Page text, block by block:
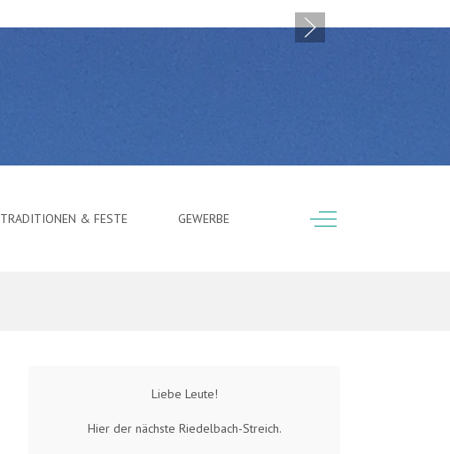
TRADITIONEN & FESTE GEWERBE Off-Canvas Toggle
Liebe Leute!
Hier der nächste Riedelbach-Streich.